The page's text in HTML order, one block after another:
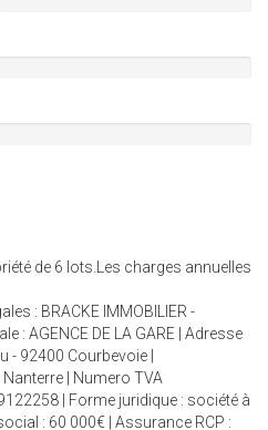
de 6 lots.Les charges annuelles
: BRACKE IMMOBILIER -
: AGENCE DE LA GARE | Adresse
- 92400 Courbevoie |
| Numero TVA
| Forme juridique : société à
: 60 000€ | Assurance RCP :